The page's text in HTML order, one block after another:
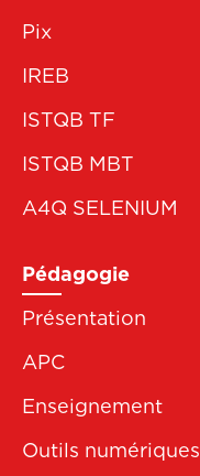
Pix
IREB
ISTQB TF
ISTQB MBT
A4Q SELENIUM
Pédagogie
Présentation
APC
Enseignement
Outils numériques